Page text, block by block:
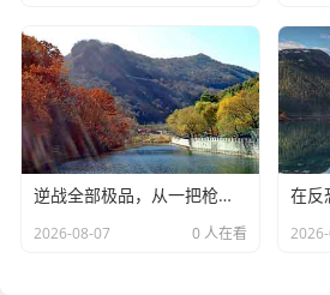
逆战全部极品，从一把枪到一代人的青春印记-逆战全部极品
2026-08-07 0 人在看